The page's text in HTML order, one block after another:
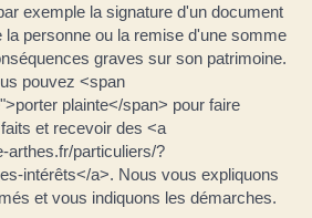
exemple la signature d'un document
la personne ou la remise d'une somme
graves sur son patrimoine.
pouvez <span
plainte</span> pour faire
et recevoir des <a
arthes.fr/particuliers/?
intérêts</a>. Nous vous expliquons
et vous indiquons les démarches.